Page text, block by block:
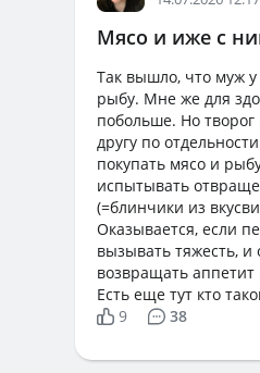
Мясо и иже с
Так вышло, что муж у
рыбу. Мне же для
побольше. Но
другу по
покупать мясо и
испытывать
(=блинчики из
Оказывается, если
вызывать тяжесть, и
возвращать аппетит
Есть еще тут кто
9
38